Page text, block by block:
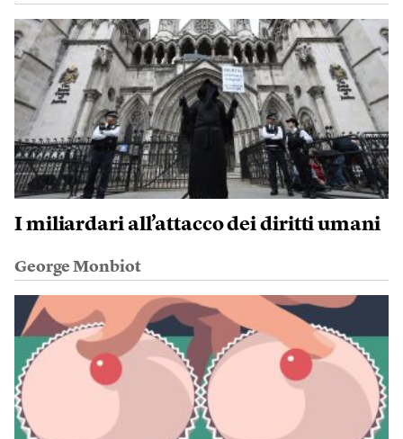
I miliardari all’attacco dei diritti umani
George Monbiot